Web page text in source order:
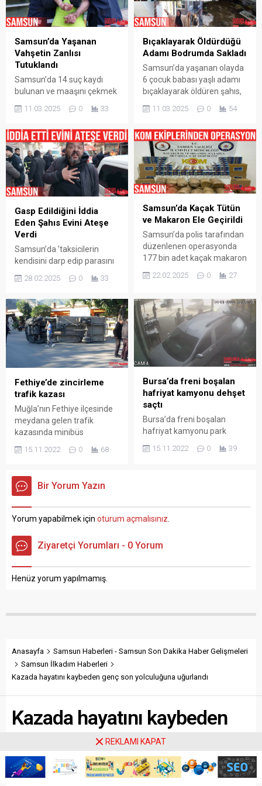
Samsun’da Yaşanan
Vahşetin Zanlısı
Tutuklandı
Samsun’da 14 suç kaydı
bulunan ve maaşını çekmek
için evinden ayrılan 6 çocuk
babası yaşlı adamı
boyunca babasının evinin
bodrumunda saklayan
şahıs, çıkarıldığı
mahkemece tutuklandı.
Korkunç olay, Samsun’un
Canik ilçesi Yavuzselim
Mahallesi’nde meydana
geldi. Edinilen bilgiye göre, 6
çocuk babası Sebahattin
Coşar (69), 6 Mart günü...
11.03.2025 0 33
Bıçaklayarak Öldürdüğü
Adamı Bodrumda Sakladı
Samsun’da yaşanan olayda
6 çocuk babası yaşlı adamı
bıçaklayarak öldüren şahıs,
cesedi 4 gün boyunca
babasının evinin
Korkunç olay, Samsun’un
Canik ilçesi Yavuzselim
Mahallesi’nde meydana
geldi. Edinilen bilgiye göre, 6
çocuk babası Sebahattin
Coşar (69), 6 Mart günü
yaşlılık maaşını çekmek için
evinden ayrıldı. Aynı
zamanda Alzheimer
hastası...
11.03.2025 0 54
Gasp Edildiğini İddia
Eden Şahıs Evini Ateşe
Verdi
Samsun’da ’taksicilerin
kendisini darp edip parasını
gasp ettiğini’ iddia ederek
112’ye intihar edeceği
daha sonra evini yakarak
intihara kalkıştı. Olay,
Samsun’un İlkadım ilçesine
bağlı Saitbey Mahallesi’nde
sabah saatlerinde meydana
geldi. Edinilen bilgiye göre,
Kemal F., taksicilerin
kendisini darp edip parasını
112 Acil Çağrı...
28.02.2025 0 33
Samsun’da Kaçak Tütün
ve Makaron Ele Geçirildi
Samsun’da polis tarafından
düzenlenen operasyonda
177 bin adet kaçak makaron
ve 350 kilogram kaçak tütün
ele geçirildi. Edinilen bilgiye
Müdürlüğü Kaçakçılık ve
Organize Suçlarla Mücadele
(KOM) Şube Müdürlüğü
ekipleri tarafından İlkadım
ilçesinde kaçak tütün ve
makaron satışına yönelik
farklı ikamete operasyon
düzenlendi. Yapılan
operasyonda...
22.02.2025 0 27
Fethiye’de zincirleme
trafik kazası
Muğla’nın Fethiye ilçesinde
meydana gelen trafik
kazasında minibüs
etkisi ile kamyon,
devrildi. 3 aracın karıştığı
kazada yaralanan olmaması
Köprübaşı Kavşağında
meydana geldi. H.K.’nın
idaresindeki 48 BB 8034
plakalı minibüs, kavşak
plakalı kamyona yandan
15.11.2022 0 68
Bursa’da freni boşalan
hafriyat kamyonu dehşet
saçtı
Bursa’da freni boşalan
hafriyat kamyonu park
ve 3 kişiye çarparak yaraladı.
bilgiye göre, freni boşalan
halinde bulunan hafif ticari
15.11.2022 0 39
Bir Yorum Yazın
Yorum yapabilmek için oturum açmalısınız
Ziyaretçi Yorumları - 0 Yorum
Henüz yorum yapılmamış.
Anasayfa
Samsun Haberleri - Samsun Son Dakika Haber Gelişmeleri
Samsun İlkadım Haberleri
Kazada hayatını kaybeden genç son yolculuğuna uğurlandı
Kazada hayatını kaybeden
genç son yolculuğuna
uğurlandı
REKLAMI KAPAT